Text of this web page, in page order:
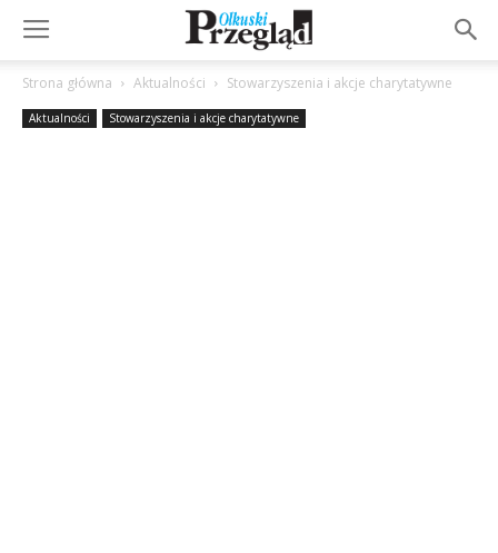
Strona główna Aktualności Stowarzyszenia i akcje charytatywne
Aktualności Stowarzyszenia i akcje charytatywne